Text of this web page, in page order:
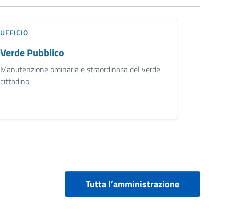
UFFICIO
Verde Pubblico
Manutenzione ordinaria e straordinaria del verde
cittadino
Tutta l’amministrazione